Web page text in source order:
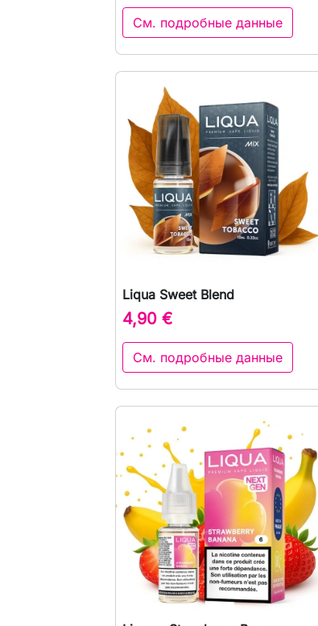
См. подробные данные
 Быстрый просмотр
Liqua Sweet Blend
4,90 €
См. подробные данные